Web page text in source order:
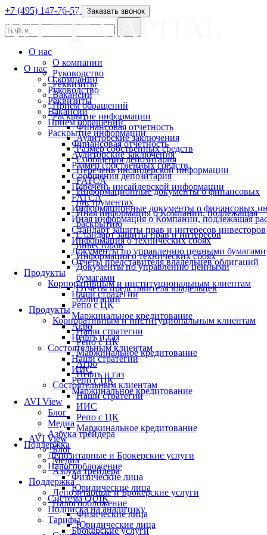
О нас
О компании
Руководство
Реквизиты
Вакансии
Прием обращений
Раскрытие информации
Финансовая отчетность
Аудиторские заключения
Размер собственных средств
Сообщения депозитария
Перечень инсайдерской информации
FATCA
Информационные документы о финансовых
Иная информация о Компании, подлежащая
Стандарт защиты прав и интересов инвесторов
Информация о технических сбоях
Документы по управлению ценными бумагами
Отчеты представителя владельцев облигаций
Продукты
Корпоративным и институциональным клиентам
Наши стратегии
Репо с ЦК
Маржинальное кредитование
Агро
Нефть и газ
Состоятельным клиентам
Наши стратегии
ИИС
Репо с ЦК
Маржинальное кредитование
AVI View
Блог
Медиа
Азбука трейдера
Поддержка
Депозитарные и Брокерские услуги
Налогообложение
Физические лица
Юридические лица
Система QUIK
Подписка на аналитику
Тарифы
Брокерские услуги
+7 (495) 147-76-57 Заказать звонок
О нас
О компании
Руководство
Реквизиты
Вакансии
Прием обращений
Раскрытие информации
Финансовая отчетность
Аудиторские заключения
Размер собственных средств
Сообщения депозитария
Перечень инсайдерской информации
FATCA
Информационные документы о финансовых
инструментах
Иная информация о Компании, подлежащая
раскрытию
Стандарт защиты прав и интересов
инвесторов
Информация о технических сбоях
Документы по управлению ценными
бумагами
Отчеты представителя владельцев
облигаций
Продукты
Корпоративным и институциональным клиентам
Наши стратегии
Репо с ЦК
Маржинальное кредитование
Агро
Нефть и газ
Состоятельным клиентам
Наши стратегии
ИИС
Репо с ЦК
Маржинальное кредитование
AVI View
Блог
Медиа
Азбука трейдера
Поддержка
Депозитарные и Брокерские услуги
Налогообложение
Физические лица
Юридические лица